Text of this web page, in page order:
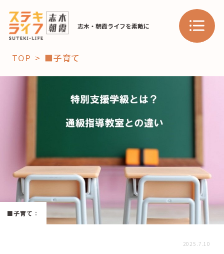
志木・朝霞ライフを素敵に
「コト」
子育て
暮らし
「場」
HAREL HAREL
活用事例
TOP ■子育て
■子育て ：
2025.7.10